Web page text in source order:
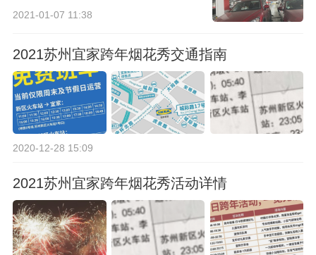
2021-01-07 11:38
2021苏州宜家跨年烟花秀交通指南
2020-12-28 15:09
2021苏州宜家跨年烟花秀活动详情